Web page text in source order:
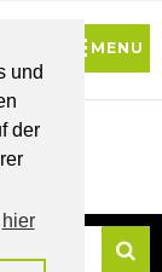
und
der
hier